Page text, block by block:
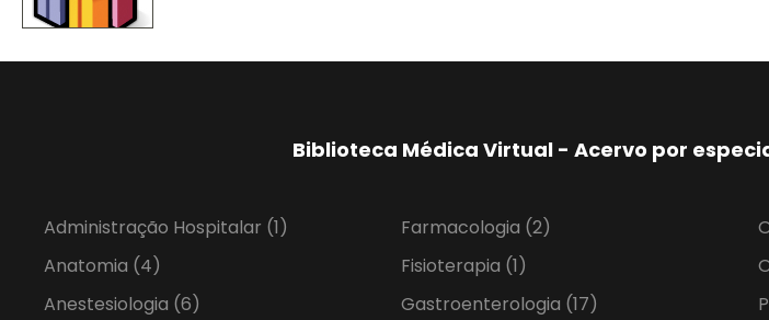
Biblioteca Médica Virtual - Acervo por
Administração Hospitalar (1)
Anatomia (4)
Anestesiologia (6)
Farmacologia (2)
Fisioterapia (1)
Gastroenterologia (17)